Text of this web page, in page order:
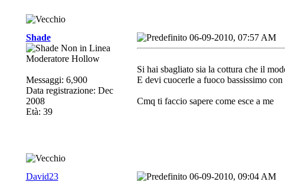
Shade
Moderatore Hollow
Messaggi: 6,900
Data registrazione: Dec
2008
Età: 39
06-09-2010, 07:57 AM
Si hai sbagliato sia la cottura che il
E devi cuocerle a fuoco bassissimo
Cmq ti faccio sapere come esce a me
David23
06-09-2010, 09:04 AM